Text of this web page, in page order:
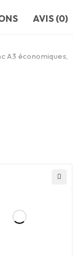
AVIS (0)
A3 économiques,